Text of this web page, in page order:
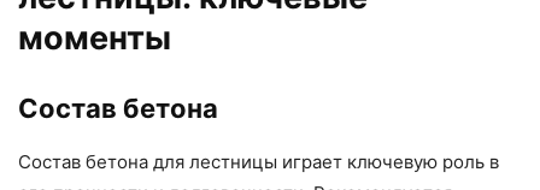
моменты
Состав бетона
Состав бетона для лестницы играет ключевую роль в